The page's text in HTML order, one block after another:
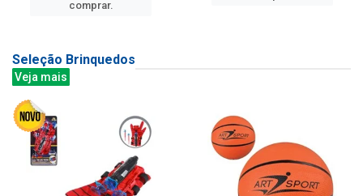
comprar.
Seleção Brinquedos
Veja mais